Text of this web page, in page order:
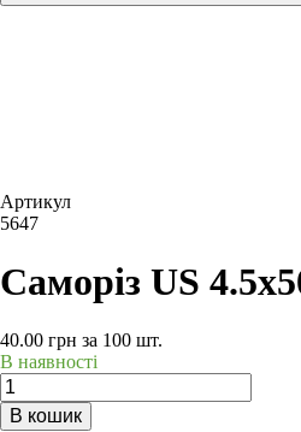
Артикул
5647
Саморіз US
40.00 грн за 100 шт.
В наявності
В кошик